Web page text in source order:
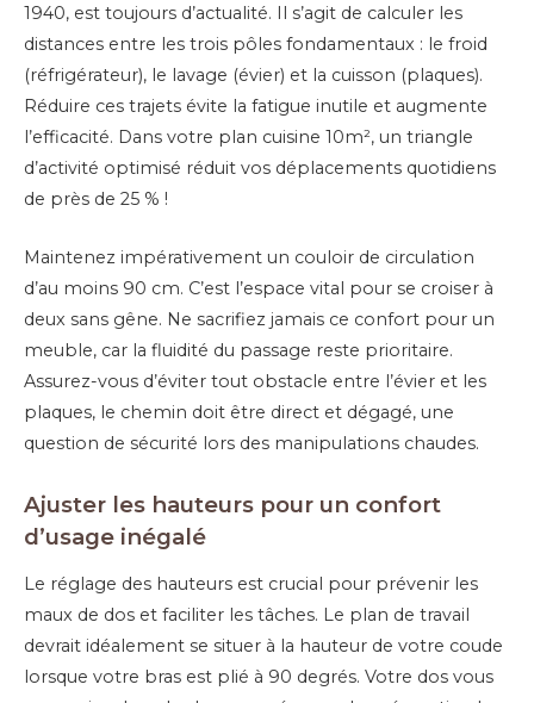
1940, est toujours d’actualité. Il s’agit de calculer les
distances entre les trois pôles fondamentaux : le froid
(réfrigérateur), le lavage (évier) et la cuisson (plaques).
Réduire ces trajets évite la fatigue inutile et augmente
l’efficacité. Dans votre plan cuisine 10m², un triangle
d’activité optimisé réduit vos déplacements quotidiens
de près de 25 % !
Maintenez impérativement un couloir de circulation
d’au moins 90 cm. C’est l’espace vital pour se croiser à
deux sans gêne. Ne sacrifiez jamais ce confort pour un
meuble, car la fluidité du passage reste prioritaire.
Assurez-vous d’éviter tout obstacle entre l’évier et les
plaques, le chemin doit être direct et dégagé, une
question de sécurité lors des manipulations chaudes.
Ajuster les hauteurs pour un confort
d’usage inégalé
Le réglage des hauteurs est crucial pour prévenir les
maux de dos et faciliter les tâches. Le plan de travail
devrait idéalement se situer à la hauteur de votre coude
lorsque votre bras est plié à 90 degrés. Votre dos vous